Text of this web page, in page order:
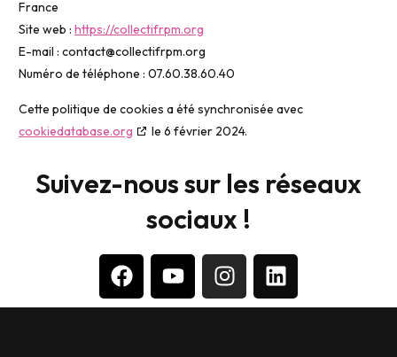
France
Site web : https://collectifrpm.org
E-mail : contact@collectifrpm.org
Numéro de téléphone : 07.60.38.60.40
Cette politique de cookies a été synchronisée avec
cookiedatabase.org
le 6 février 2024.
Suivez-nous sur les réseaux
sociaux !